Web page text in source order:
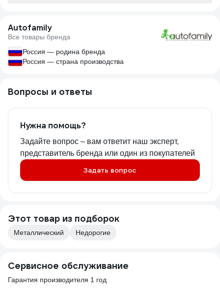
Autofamily
Все товары бренда
Россия — родина бренда
Россия — страна производства
Вопросы и ответы
Нужна помощь?
Задайте вопрос – вам ответит наш эксперт,
представитель бренда или один из покупателей
Задать вопрос
Этот товар из подборок
Металлический Недорогие
Сервисное обслуживание
Гарантия производителя 1 год